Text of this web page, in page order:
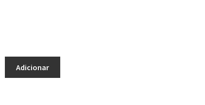
Adicionar